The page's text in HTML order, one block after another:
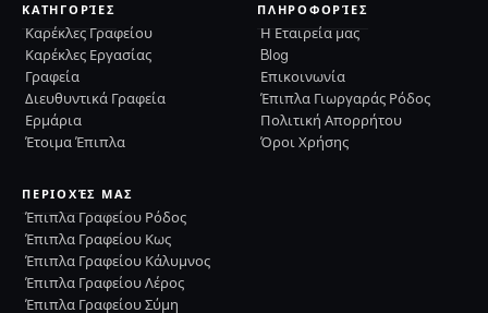
ΚΑΤΗΓΟΡΊΕΣ
Καρέκλες Γραφείου
Καρέκλες Εργασίας
Γραφεία
Διευθυντικά Γραφεία
Ερμάρια
Έτοιμα Έπιπλα
ΠΛΗΡΟΦΟΡΊΕΣ
Η Εταιρεία μας
Blog
Επικοινωνία
Έπιπλα Γιωργαράς Ρόδος
Πολιτική Απορρήτου
Όροι Χρήσης
ΠΕΡΙΟΧΈΣ ΜΑΣ
Έπιπλα Γραφείου Ρόδος
Έπιπλα Γραφείου Κως
Έπιπλα Γραφείου Κάλυμνος
Έπιπλα Γραφείου Λέρος
Έπιπλα Γραφείου Σύμη